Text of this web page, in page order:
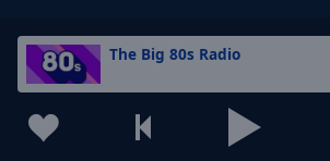
The Big 80s Radio